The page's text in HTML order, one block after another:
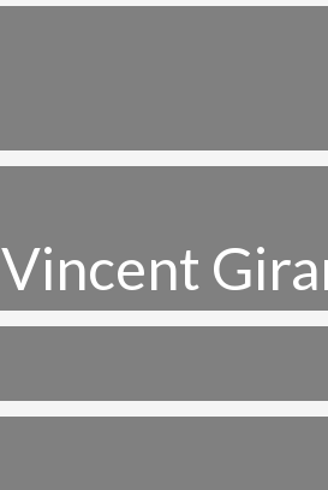
Vincent